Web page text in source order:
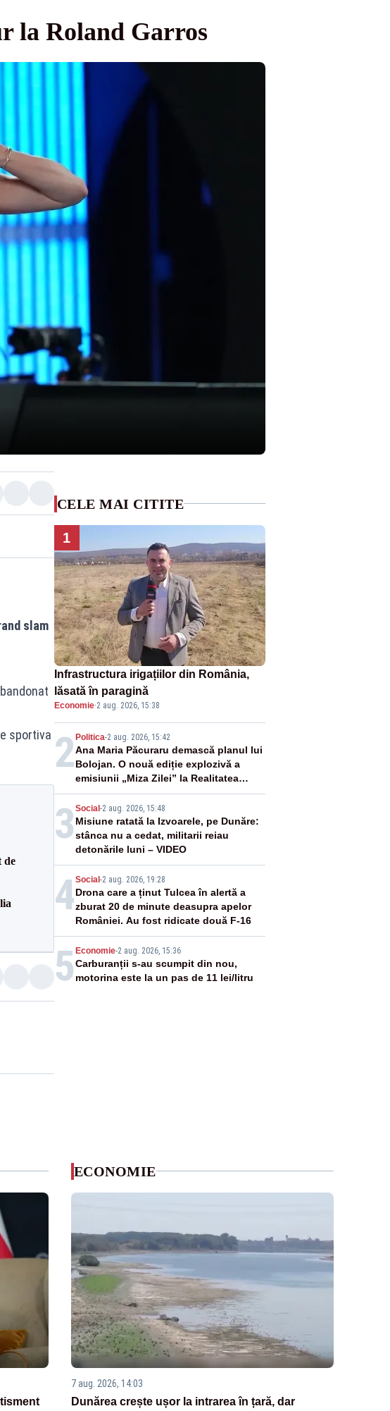
la Roland Garros
slam
sportiva
de
CELE MAI CITITE
1
Infrastructura irigațiilor din România,
lăsată în paragină
Economie·2 aug. 2026, 15:38
2Politica-2 aug. 2026, 15:42
Ana Maria Păcuraru demască planul lui
Bolojan. O nouă ediție explozivă a
emisiunii „Miza Zilei” la Realitatea
PLUS
3 Social-2 aug. 2026, 15:48
Misiune ratată la Izvoarele, pe Dunăre:
stânca nu a cedat, militarii reiau
detonările luni – VIDEO
4Social-2 aug. 2026, 19:28
Drona care a ținut Tulcea în alertă a
zburat 20 de minute deasupra apelor
României. Au fost ridicate două F-16
5 Economie-2 aug. 2026, 15:36
Carburanții s-au scumpit din nou,
motorina este la un pas de 11 lei/litru
ECONOMIE
7 aug. 2026, 14:03
Dunărea crește ușor la intrarea în țară, dar